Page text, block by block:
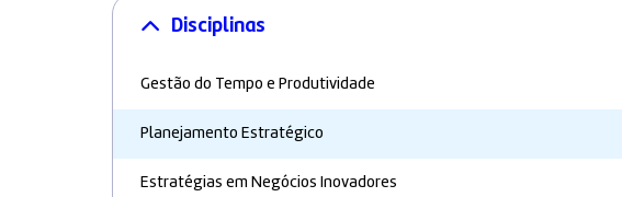
Disciplinas
Gestão do Tempo e Produtividade
Planejamento Estratégico
Estratégias em Negócios Inovadores